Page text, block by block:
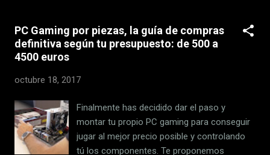
desviaran todos los mensajes hacia la
cuenta de Gmail. Con esta novedad el
. De "aplicación oficial" a cliente de correo
feature - check your non-Google accounts
from the official Gmail iOS app
https://t.co/qVG44ygii2
pic.twitter.com/WZlUDSOtWX — Gmail
PC Gaming por piezas, la guía de compras
definitiva según tu presupuesto: de 500 a
4500 euros
octubre 18, 2017
Finalmente has decidido dar el paso y
montar tu propio PC gaming para conseguir
jugar al mejor precio posible y controlando
tú los componentes. Te proponemos